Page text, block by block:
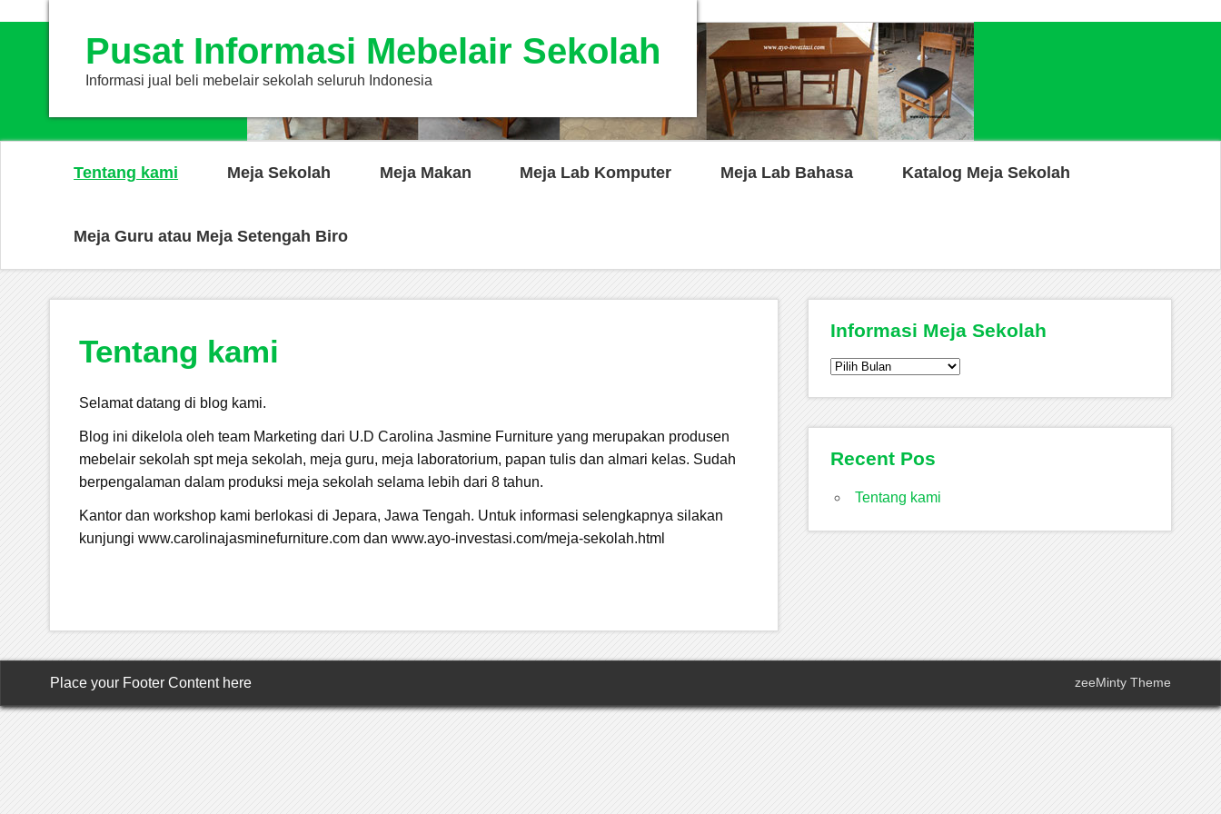
Pusat Informasi Mebelair Sekolah
Informasi jual beli mebelair sekolah seluruh Indonesia
Tentang kami Meja Sekolah Meja Makan Meja Lab Komputer Meja Lab Bahasa Katalog Meja Sekolah
Meja Guru atau Meja Setengah Biro
Tentang kami
Selamat datang di blog kami.
Blog ini dikelola oleh team Marketing dari U.D Carolina Jasmine Furniture yang merupakan produsen
mebelair sekolah spt meja sekolah, meja guru, meja laboratorium, papan tulis dan almari kelas. Sudah
berpengalaman dalam produksi meja sekolah selama lebih dari 8 tahun.
Kantor dan workshop kami berlokasi di Jepara, Jawa Tengah. Untuk informasi selengkapnya silakan
kunjungi www.carolinajasminefurniture.com dan www.ayo-investasi.com/meja-sekolah.html
Informasi Meja Sekolah
Informasi
Meja
Recent Pos
Tentang kami
Place your Footer Content here zeeMinty Theme